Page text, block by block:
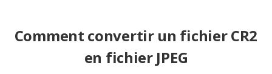
Comment convertir un fichier CR2
en fichier JPEG